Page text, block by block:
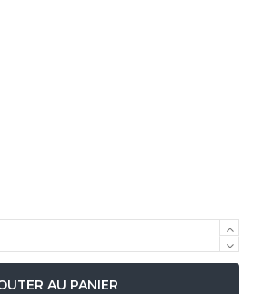
AU PANIER